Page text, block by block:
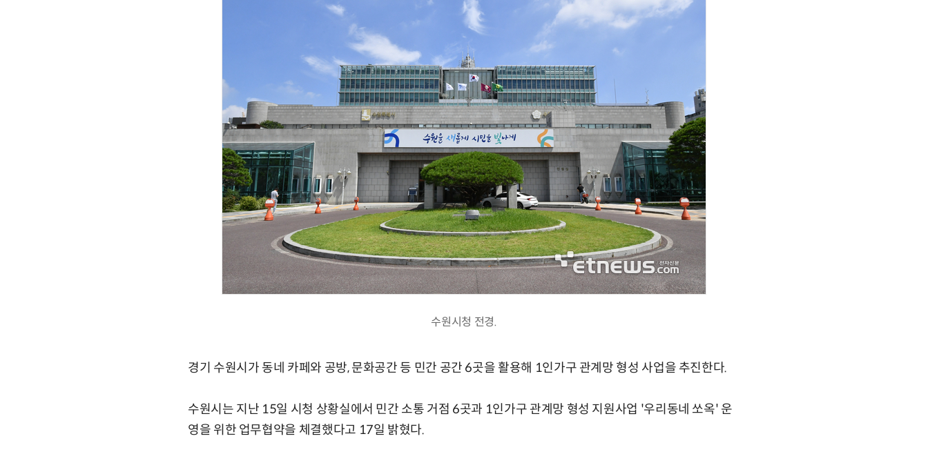
수원시청 전경.
경기 수원시가 동네 카페와 공방, 문화공간 등 민간 공간 6곳을 활용해 1인가구 관계망 형성 사업을 추진한다.
수원시는 지난 15일 시청 상황실에서 민간 소통 거점 6곳과 1인가구 관계망 형성 지원사업 '우리동네 쏘옥' 운
영을 위한 업무협약을 체결했다고 17일 밝혔다.